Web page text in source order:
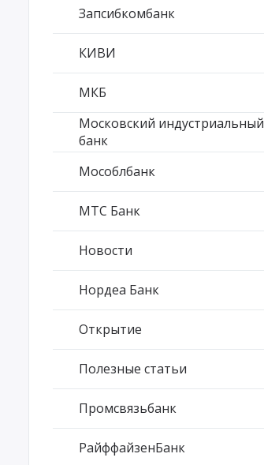
Запсибкомбанк
КИВИ
МКБ
Московский индустриальный
банк
Мособлбанк
МТС Банк
Новости
Нордеа Банк
Открытие
Полезные статьи
Промсвязьбанк
РайффайзенБанк